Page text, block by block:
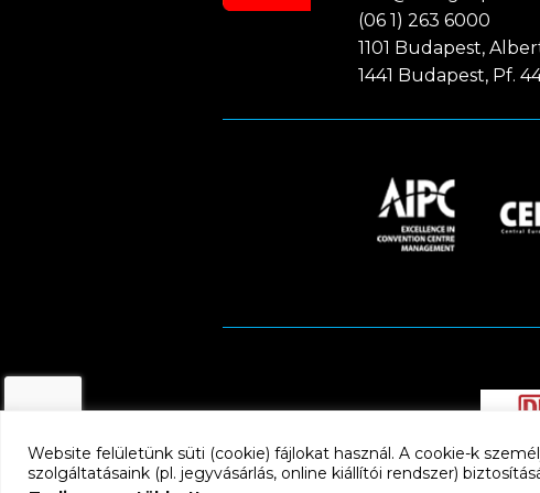
Website felületünk süti (cookie) fájlokat használ. A cookie-k
szolgáltatásaink (pl. jegyvásárlás, online kiállítói rendszer)
(06 1) 263 6000
1101 Budapest,
1441 Budapest, Pf.